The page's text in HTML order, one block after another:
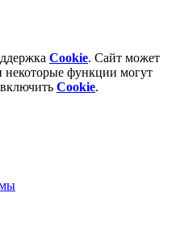
Cookie. Сайт может
некоторые функции могут
Cookie.